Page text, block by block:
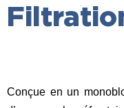
Conçue en un